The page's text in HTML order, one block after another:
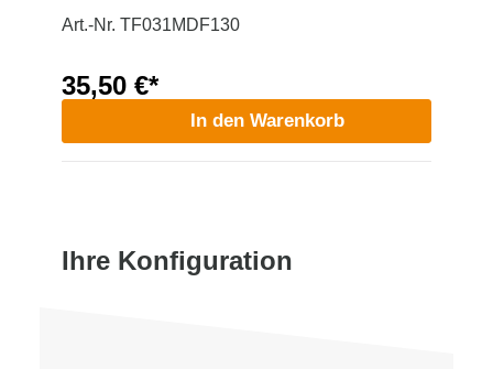
Art.-Nr. TF031MDF130
35,50 €*
In den Warenkorb
Ihre Konfiguration